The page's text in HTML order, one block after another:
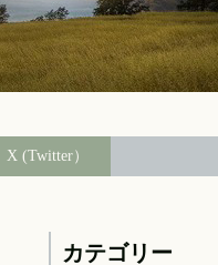
X (Twitter）
カテゴリー